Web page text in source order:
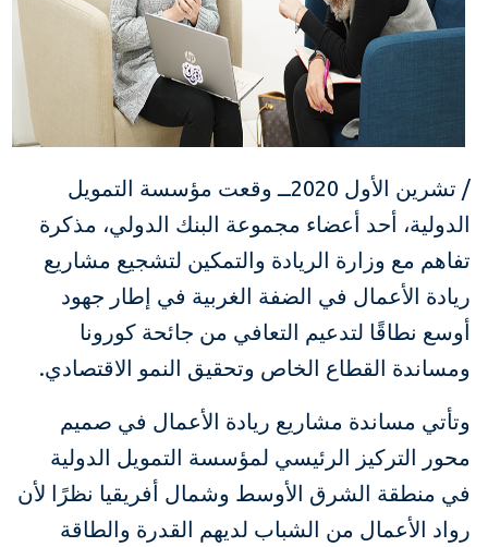
/ تشرين الأول 2020ــ وقعت مؤسسة التمويل
الدولية، أحد أعضاء مجموعة البنك الدولي، مذكرة
تفاهم مع وزارة الريادة والتمكين لتشجيع مشاريع
ريادة الأعمال في الضفة الغربية في إطار جهود
أوسع نطاقًا لتدعيم التعافي من جائحة كورونا
ومساندة القطاع الخاص وتحقيق النمو الاقتصادي.
وتأتي مساندة مشاريع ريادة الأعمال في صميم
محور التركيز الرئيسي لمؤسسة التمويل الدولية
في منطقة الشرق الأوسط وشمال أفريقيا نظرًا لأن
رواد الأعمال من الشباب لديهم القدرة والطاقة